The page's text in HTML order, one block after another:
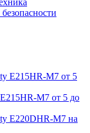
M7 от 5 до